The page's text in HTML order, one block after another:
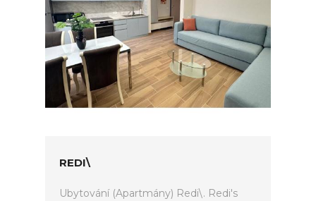
REDI\
Ubytování (Apartmány) Redi\. Redi's